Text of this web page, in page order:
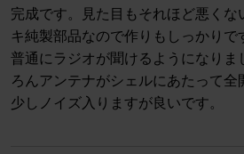
完成です。見た目もそれほど悪くな
キ純製部品なので作りもしっかりで
普通にラジオが聞けるようになりま
ろんアンテナがシェルにあたって
少しノイズ入りますが良いです。